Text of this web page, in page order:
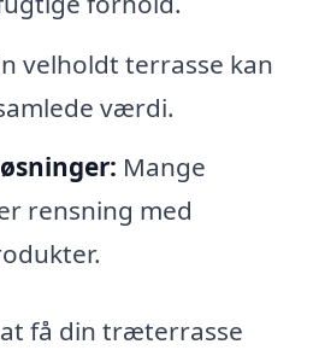
velholdt terrasse kan
værdi.
Mange
rensning med
få din træterrasse